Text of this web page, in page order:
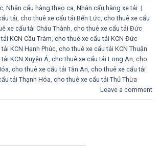
, Nhận cẩu hàng theo ca, Nhận cẩu hàng xe tải |
tải, cho thuê xe cẩu tải Bến Lức, cho thuê xe cẩu
xe cẩu tải Châu Thành, cho thuê xe cẩu tải Đức
KCN Cầu Tràm, cho thuê xe cẩu tải KCN Đức
KCN Hạnh Phúc, cho thuê xe cẩu tải KCN Thuận
KCN Xuyên Á, cho thuê xe cẩu tải Long An, cho
, cho thuê xe cẩu tải Tân An, cho thuê xe cẩu tải
tải Thạnh Hóa, cho thuê xe cẩu tải Thủ Thừa
Leave a comment